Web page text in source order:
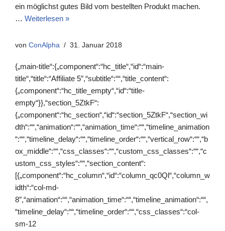
ein möglichst gutes Bild vom bestellten Produkt machen.
… Weiterlesen »
von ConAlpha 31. Januar 2018
{„main-title“:{„component“:“hc_title“,“id“:“main-
title“,“title“:“Affiliate 5″,“subtitle“:““,“title_content“:
{„component“:“hc_title_empty“,“id“:“title-
empty“}},“section_5ZtkF“:
{„component“:“hc_section“,“id“:“section_5ZtkF“,“section_wi
dth“:““,“animation“:““,“animation_time“:““,“timeline_animation
“:““,“timeline_delay“:““,“timeline_order“:““,“vertical_row“:““,“b
ox_middle“:““,“css_classes“:““,“custom_css_classes“:““,“c
ustom_css_styles“:““,“section_content“:
[{„component“:“hc_column“,“id“:“column_qc0Ql“,“column_w
idth“:“col-md-
8″,“animation“:““,“animation_time“:““,“timeline_animation“:““,
“timeline_delay“:““,“timeline_order“:““,“css_classes“:“col-
sm-12